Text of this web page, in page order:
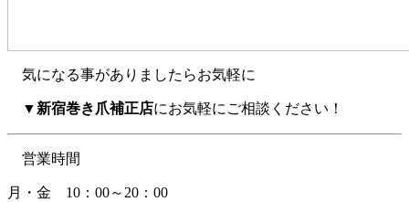
気になる事がありましたらお気軽に
▼ 新宿巻き爪補正店にお気軽にご相談ください！
営業時間
月・金 10：00～20：00